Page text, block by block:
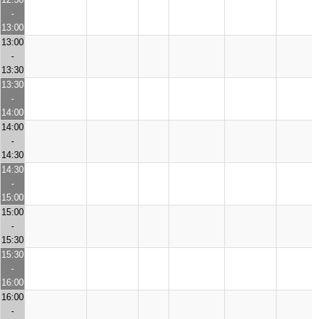
-
13:00
13:00
-
13:30
13:30
-
14:00
14:00
-
14:30
14:30
-
15:00
15:00
-
15:30
15:30
-
16:00
16:00
-